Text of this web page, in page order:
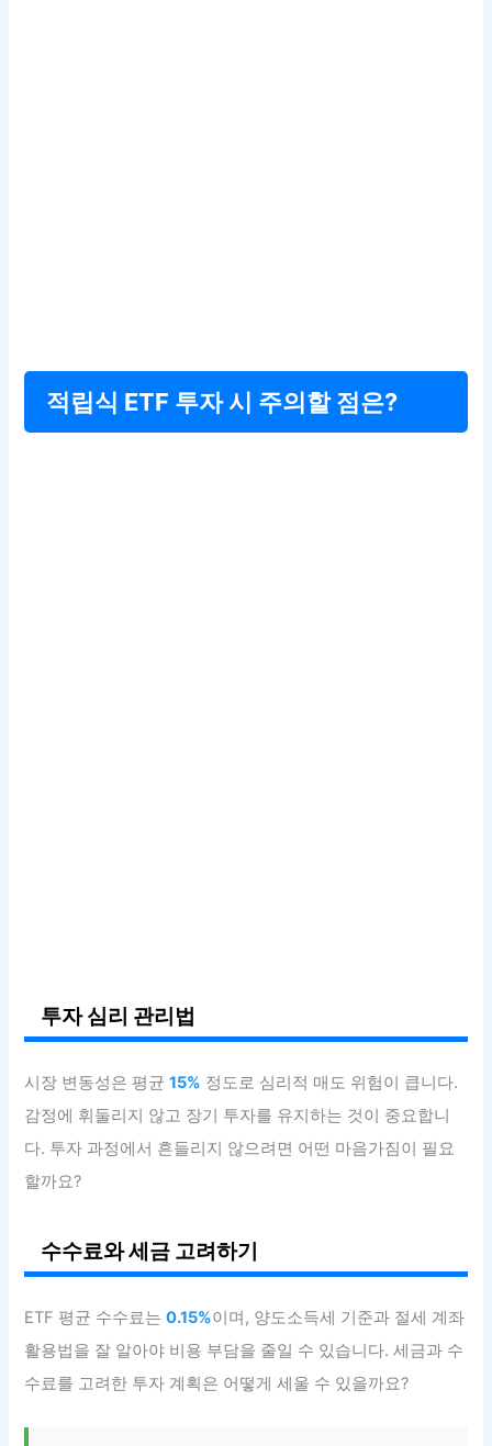
적립식 ETF 투자 시 주의할 점은?
투자 심리 관리법
시장 변동성은 평균15% 정도로 심리적 매도 위험이 큽니다.
감정에 휘둘리지 않고 장기 투자를 유지하는 것이 중요합니
다. 투자 과정에서 흔들리지 않으려면 어떤 마음가짐이 필요
할까요?
수수료와 세금 고려하기
ETF 평균 수수료는0.15%이며, 양도소득세 기준과 절세 계좌
활용법을 잘 알아야 비용 부담을 줄일 수 있습니다. 세금과 수
수료를 고려한 투자 계획은 어떻게 세울 수 있을까요?